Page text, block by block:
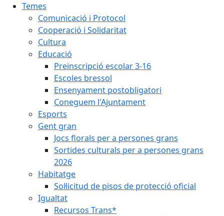
Temes
Comunicació i Protocol
Cooperació i Solidaritat
Cultura
Educació
Preinscripció escolar 3-16
Escoles bressol
Ensenyament postobligatori
Coneguem l'Ajuntament
Esports
Gent gran
Jocs florals per a persones grans
Sortides culturals per a persones grans
2026
Habitatge
Sol·licitud de pisos de protecció oficial
Igualtat
Recursos Trans*